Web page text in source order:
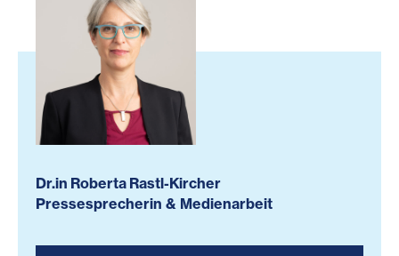
Dr.in Roberta Rastl-Kircher
Pressesprecherin & Medienarbeit